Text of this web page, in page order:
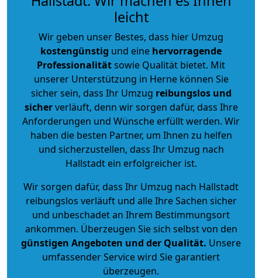
leicht
Wir geben unser Bestes, dass hier Umzug
kostengünstig und eine hervorragende
Professionalitätsowie Qualität bietet. Mit
unserer Unterstützung in Herne können Sie
sicher sein, dass Ihr Umzug reibungslos und
sicherverläuft, denn wir sorgen dafür, dass Ihre
Anforderungen und Wünsche erfüllt werden. Wir
haben die besten Partner, um Ihnen zu helfen
und sicherzustellen, dass Ihr Umzug nach
Hallstadt ein erfolgreicher ist.
Wir sorgen dafür, dass Ihr Umzug nach Hallstadt
reibungslos verläuft und alle Ihre Sachen sicher
und unbeschadet an Ihrem Bestimmungsort
ankommen. Überzeugen Sie sich selbst von den
günstigen Angeboten und der Qualität. Unsere
umfassender Service wird Sie garantiert
überzeugen.